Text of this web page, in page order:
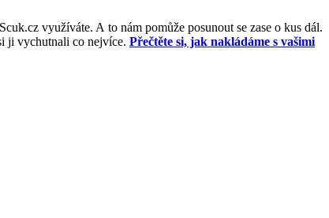
využíváte. A to nám pomůže posunout se zase o kus dál.
ji vychutnali co nejvíce. Přečtěte si, jak nakládáme s vašimi